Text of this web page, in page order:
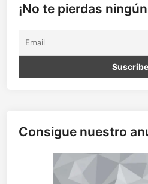
¡No te pierdas
Consigue nuestro